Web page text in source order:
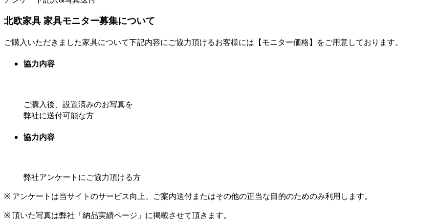
北欧家具 家具モニター募集について
ご購入いただきました家具について下記内容にご協力頂けるお客様には【モニター価格】をご用意しております。
協力内容
ご購入後、設置済みのお写真を
弊社に送付可能な方
協力内容
弊社アンケートにご協力頂ける方
※ アンケートは当サイトのサービス向上、ご案内送付またはその他の正当な目的のためのみ利用します。
※ 頂いた写真は弊社「納品実績ページ」に掲載させて頂きます。